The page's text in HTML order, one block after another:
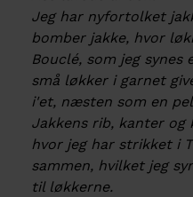
Jeg har nyfortolket
bomber jakke, hvor
Bouclé, som jeg
små løkker i garnet
i'et, næsten som en
Jakkens rib, kanter
hvor jeg har strikket i
sammen, hvilket jeg
til løkkerne.